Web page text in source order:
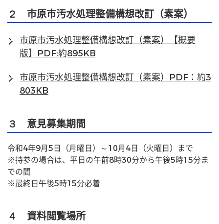
２ 市原市汚水処理整備構想改訂（素案）
市原市汚水処理整備構想改訂（素案）【概要
版】PDF:約895KB
市原市汚水処理整備構想改訂（素案）PDF：約3
803KB
３ 意見募集期間
令和4年9月5日（月曜日）～10月4日（火曜日）まで
※持参の場合は、平日の午前8時30分から午後5時15分ま
での間
※最終日午後5時15分必着
４ 資料閲覧場所